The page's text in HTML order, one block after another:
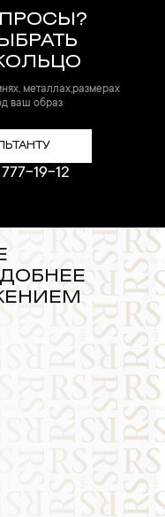
металлах,размерах
ваш образ
19-12